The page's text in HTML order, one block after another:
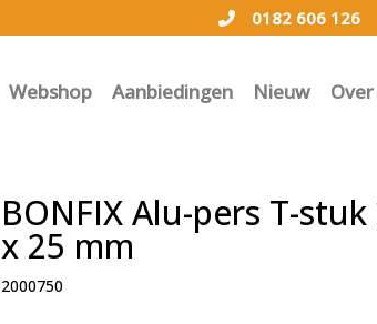
0182 606 126
Webshop Aanbiedingen Nieuw
BONFIX Alu-pers T-
x 25 mm
2000750